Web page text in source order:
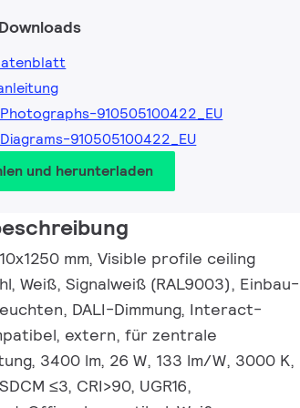
910505100422_EU
910505100422_EU
und herunterladen
mm, Visible profile ceiling
Weiß, Signalweiß (RAL9003), Einbau-
DALI-Dimmung, Interact-
extern, für zentrale
3400 lm, 26 W, 133 lm/W, 3000 K,
≤3, CRI>90, UGR16,